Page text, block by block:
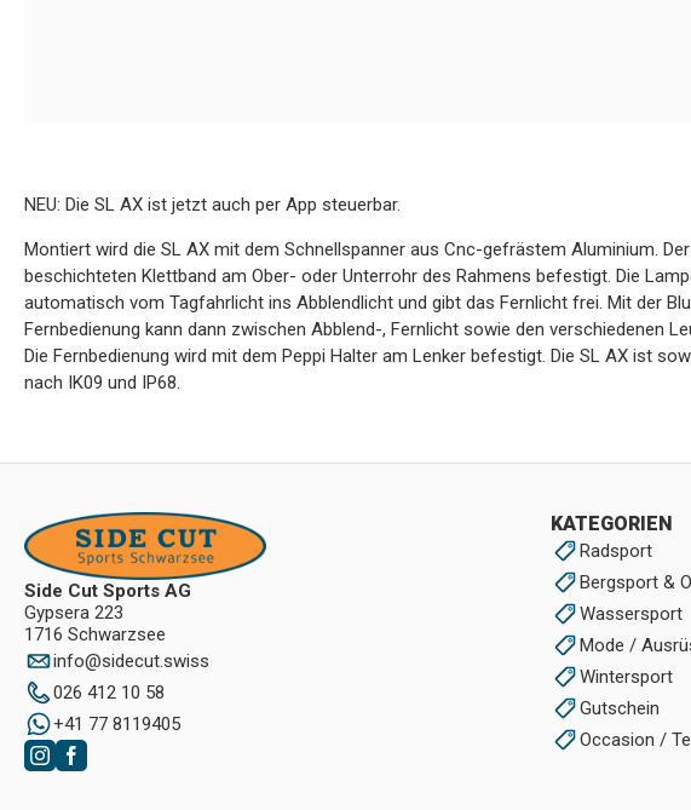
NEU: Die SL AX ist jetzt auch per App steuerbar.
Montiert wird die SL AX mit dem Schnellspanner aus Cnc-gefrästem Aluminium.
beschichteten Klettband am Ober- oder Unterrohr des Rahmens befestigt. Die
automatisch vom Tagfahrlicht ins Abblendlicht und gibt das Fernlicht frei. Mit der
Fernbedienung kann dann zwischen Abblend-, Fernlicht sowie den verschiedenen
Die Fernbedienung wird mit dem Peppi Halter am Lenker befestigt. Die SL AX ist
nach IK09 und IP68.
Side Cut Sports AG
Gypsera 223
1716 Schwarzsee
info@sidecut.swiss
026 412 10 58
+41 77 8119405
KATEGORIEN
Radsport
Bergsport &
Wassersport
Mode /
Wintersport
Gutschein
Occasion /